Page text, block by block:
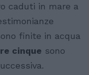
caduti in mare a
finite in acqua
cinque sono